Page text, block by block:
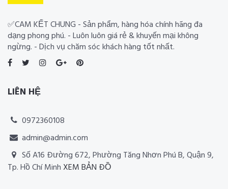
✅CAM KẾT CHUNG - Sản phẩm, hàng hóa chính hãng đa
dạng phong phú. - Luôn luôn giá rẻ & khuyến mại không
ngừng. - Dịch vụ chăm sóc khách hàng tốt nhất.
LIÊN HỆ
0972360108
admin@admin.com
Số A16 Đường 672, Phường Tăng Nhơn Phú B, Quận 9,
Tp. Hồ Chí Minh XEM BẢN ĐỒ